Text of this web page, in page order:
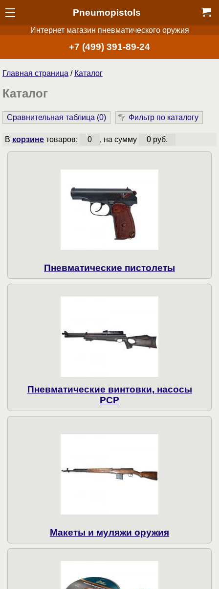
Pneumopistols
Интернет магазин пневматического оружия
+7 (499) 391-89-24
Главная страница / Каталог
Каталог
Сравнительная таблица (0) Фильтр по каталогу
В корзинетоваров: 0 , на сумму 0 руб.
Пнев­ма­ти­чес­кие пистолеты
Пневматические винтовки, насосы
PCP
Макеты и муляжи оружия